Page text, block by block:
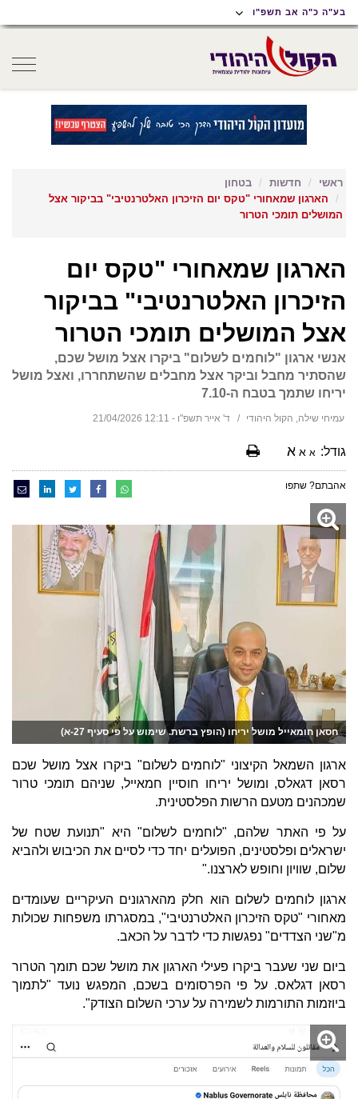
תפריט
נגישות
תפריט
ראשי
תוכן
ראשי
בע"ה כ"ה אב תשפ"ו
ראשי חדשות
בטחון
הארגון שמאחורי "טקס יום הזיכרון האלטרנטיבי" בביקור אצל
המושלים תומכי הטרור
הארגון שמאחורי "טקס יום
הזיכרון האלטרנטיבי" בביקור
אצל המושלים תומכי הטרור
אנשי ארגון "לוחמים לשלום" ביקרו אצל מושל שכם,
שהסתיר מחבל וביקר אצל מחבלים שהשתחררו, ואצל מושל
יריחו שתמך בטבח ה-7.10
עמיחי שילה, הקול היהודי ד' אייר תשפ"ו - 12:11 21/04/2026
גודל: א א א
אהבתם? שתפו
חסאן חומאייל מושל יריחו (הופץ ברשת. שימוש על פי סעיף 27-א)
ארגון השמאל הקיצוני "לוחמים לשלום" ביקרו אצל מושל שכם
רסאן דגאלס, ומושל יריחו חוסיין חמאייל, שניהם תומכי טרור
שמכהנים מטעם הרשות הפלסטינית.
על פי האתר שלהם, "לוחמים לשלום" היא "תנועת שטח של
ישראלים ופלסטינים, הפועלים יחד כדי לסיים את הכיבוש ולהביא
שלום, שוויון וחופש לארצנו."
ארגון לוחמים לשלום הוא חלק מהארגונים העיקריים שעומדים
מאחורי "טקס הזיכרון האלטרנטיבי", במסגרתו משפחות שכולות
מ"שני הצדדים" נפגשות כדי לדבר על הכאב.
ביום שני שעבר ביקרו פעילי הארגון את מושל שכם תומך הטרור
רסאן דגלאס. על פי הפרסומים בשכם, המפגש נועד "לתמוך
ביוזמות התורמות לשמירה על ערכי השלום הצודק".